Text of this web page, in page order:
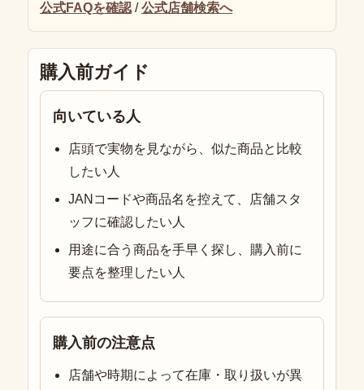
公式FAQを確認 /公式店舗検索へ
購入前ガイド
向いている人
店頭で実物を見ながら、似た商品と比較
したい人
JANコードや商品名を控えて、店舗スタ
ッフに確認したい人
用途に合う商品を手早く探し、購入前に
要点を整理したい人
購入前の注意点
店舗や時期によって在庫・取り扱いが異